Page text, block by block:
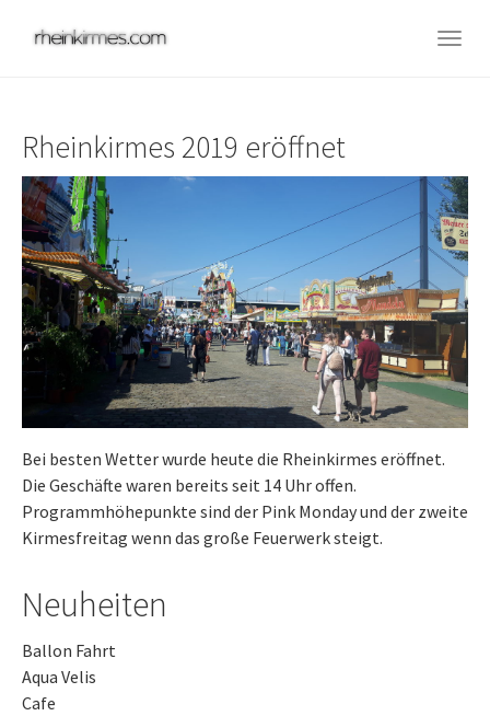
Rheinkirmes 2019 eröffnet
Bei besten Wetter wurde heute die Rheinkirmes eröffnet.
Die Geschäfte waren bereits seit 14 Uhr offen.
Programmhöhepunkte sind der Pink Monday und der zweite
Kirmesfreitag wenn das große Feuerwerk steigt.
Neuheiten
Ballon Fahrt
Aqua Velis
Cafe